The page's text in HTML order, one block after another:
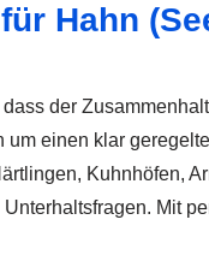
Hahn
der
einen klar
Kuhnhöfen,
Mit